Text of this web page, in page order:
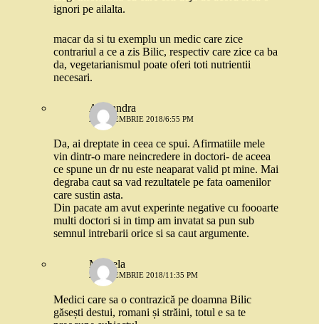
ignori pe ailalta.
macar da si tu exemplu un medic care zice
contrariul a ce a zis Bilic, respectiv care zice ca ba
da, vegetarianismul poate oferi toti nutrientii
necesari.
Alexandra
23 NOIEMBRIE 2018/6:55 PM
Da, ai dreptate in ceea ce spui. Afirmatiile mele
vin dintr-o mare neincredere in doctori- de aceea
ce spune un dr nu este neaparat valid pt mine. Mai
degraba caut sa vad rezultatele pe fata oamenilor
care sustin asta.
Din pacate am avut experinte negative cu foooarte
multi doctori si in timp am invatat sa pun sub
semnul intrebarii orice si sa caut argumente.
Mihaela
23 NOIEMBRIE 2018/11:35 PM
Medici care sa o contrazică pe doamna Bilic
găsești destui, romani și străini, totul e sa te